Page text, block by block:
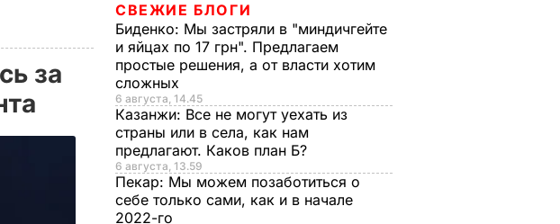
за
СВЕЖИЕ БЛОГИ
Биденко: Мы застряли в "миндичгейте
и яйцах по 17 грн". Предлагаем
простые решения, а от власти хотим
сложных
6 августа, 14.45
Казанжи: Все не могут уехать из
страны или в села, как нам
предлагают. Каков план Б?
6 августа, 13.59
Пекар: Мы можем позаботиться о
себе только сами, как и в начале
2022-го